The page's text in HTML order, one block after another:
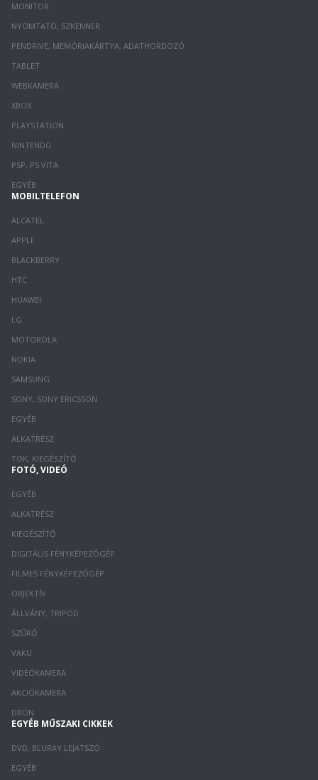
MONITOR
NYOMTATÓ, SZKENNER
PENDRIVE, MEMÓRIAKÁRTYA, ADATHORDOZÓ
TABLET
WEBKAMERA
XBOX
PLAYSTATION
NINTENDO
PSP, PS VITA
EGYÉB
MOBILTELEFON
ALCATEL
APPLE
BLACKBERRY
HTC
HUAWEI
LG
MOTOROLA
NOKIA
SAMSUNG
SONY, SONY ERICSSON
EGYÉB
ALKATRÉSZ
TOK, KIEGÉSZÍTŐ
FOTÓ, VIDEÓ
EGYÉB
ALKATRÉSZ
KIEGÉSZÍTŐ
DIGITÁLIS FÉNYKÉPEZŐGÉP
FILMES FÉNYKÉPEZŐGÉP
OBJEKTÍV
ÁLLVÁNY, TRIPOD
SZŰRŐ
VAKU
VIDEÓKAMERA
AKCIÓKAMERA
DRÓN
EGYÉB MŰSZAKI CIKKEK
DVD, BLURAY LEJÁTSZÓ
EGYÉB